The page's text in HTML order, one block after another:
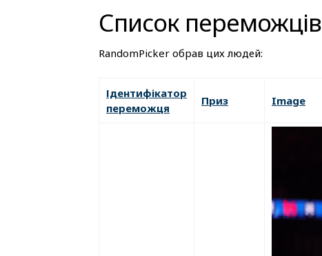
Список переможців
RandomPicker обрав цих людей:
Ідентифікатор
переможця
Приз Image